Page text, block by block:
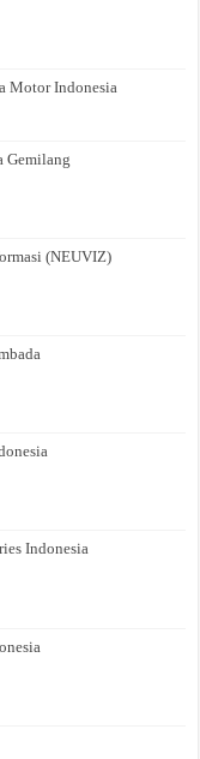
Motor Indonesia
Gemilang
(NEUVIZ)
Indonesia